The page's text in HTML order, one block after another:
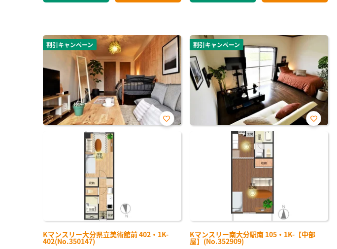
割引キャンペーン
Kマンスリー大分県立美術館前 402・1K-
402(No.350147)
お気
割引キャンペーン
Kマンスリー南大分駅南 105・1K-【中部
屋】(No.352909)
お気